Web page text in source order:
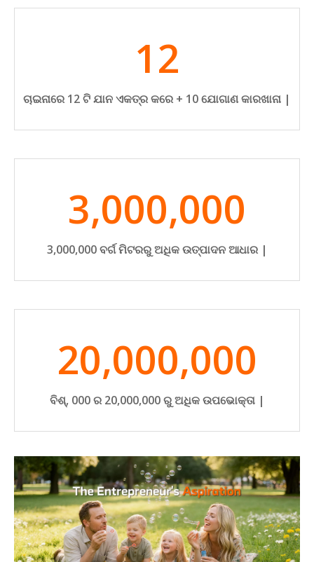
12
ଚାଇନାରେ 12 ଟି ଯାନ ଏକତ୍ର କରେ + 10 ଯୋଗାଣ କାରଖାନା |
3,000,000
3,000,000 ବର୍ଗ ମିଟରରୁ ଅଧିକ ଉତ୍ପାଦନ ଆଧାର |
20,000,000
ବିଶ୍, 000 ର 20,000,000 ରୁ ଅଧିକ ଉପଭୋକ୍ତା |